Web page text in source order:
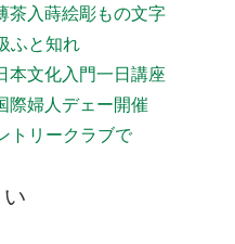
茶入蒔絵彫もの文字
ふと知れ
本文化入門一日講座
際婦人デェー開催
トリークラブで